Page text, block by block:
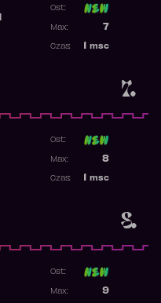
7.
Ost:
7
Max:
msc
Czas:
8.
Ost:
8
Max:
msc
Czas:
Ost:
9
Max: